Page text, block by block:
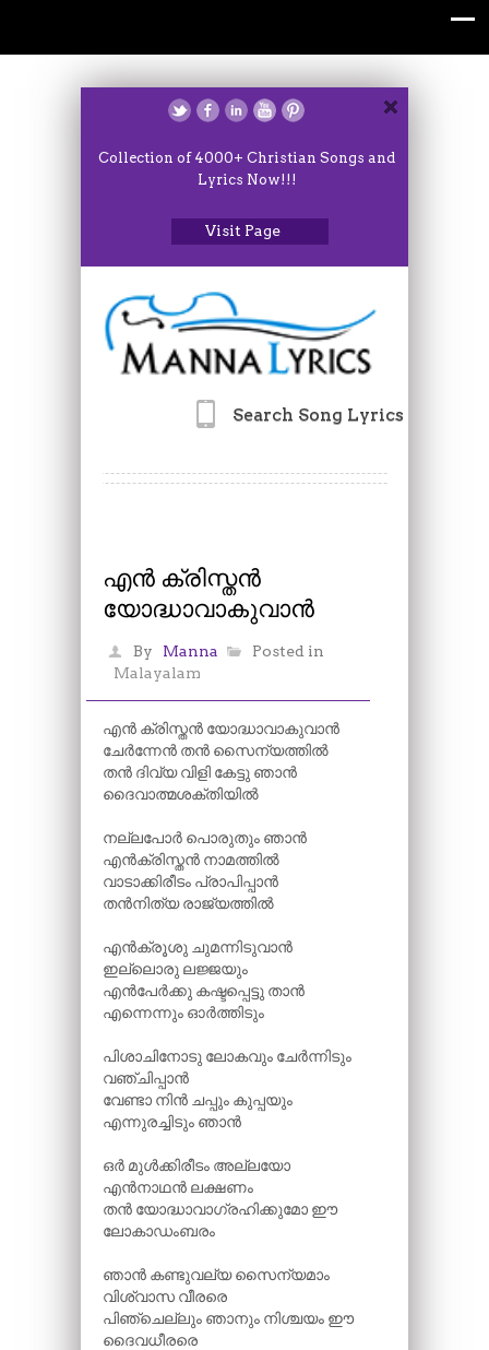
Collection of 4000+ Christian Songs and
Lyrics Now!!!
Visit Page
Search Song Lyrics
എൻ ക്രിസ്തൻ
യോദ്ധാവാകുവാൻ
By Manna
Posted in
Malayalam
എൻ ക്രിസ്തൻ യോദ്ധാവാകുവാൻ
ചേർന്നേൻ തൻ സൈന്യത്തിൽ
തൻ ദിവ്യ വിളി കേട്ടു ഞാൻ
ദൈവാത്മശക്തിയിൽ
നല്ലപോർ പൊരുതും ഞാൻ
എൻക്രിസ്തൻ നാമത്തിൽ
വാടാക്കിരീടം പ്രാപിപ്പാൻ
തൻനിത്യ രാജ്യത്തിൽ
എൻക്രൂശു ചുമന്നിടുവാൻ
ഇല്ലൊരു ലജ്ജയും
എൻപേർക്കു കഷ്ടപ്പെട്ടു താൻ
എന്നെന്നും ഓർത്തിടും
പിശാചിനോടു ലോകവും ചേർന്നിടും
വഞ്ചിപ്പാൻ
വേണ്ടാ നിൻ ചപ്പും കുപ്പയും
എന്നുരച്ചിടും ഞാൻ
ഒർ മുൾക്കിരീടം അല്ലയോ
എൻനാഥൻ ലക്ഷണം
തൻ യോദ്ധാവാഗ്രഹിക്കുമോ ഈ
ലോകാഡംബരം
ഞാൻ കണ്ടുവല്യ സൈന്യമാം
വിശ്വാസ വീരരെ
പിഞ്ചെല്ലും ഞാനും നിശ്ചയം ഈ
ദൈവധീരരെ